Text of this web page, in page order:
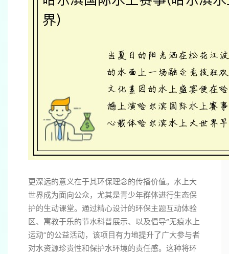
更深远的意义在于其环保理念的传播价值。水上大
世界成为面向公众，尤其是青少年群体进行生态保
护的生动课堂。通过精心设计的环保主题互动体验
区、寓教于乐的节水科普展示、以及倡导“无痕水上
运动”的公益活动，该项目有力地提升了广大参与者
对水资源珍贵性和保护水环境的责任感。这种将环